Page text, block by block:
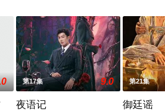
第17集 9.0
夜语记
第21集
御廷谣